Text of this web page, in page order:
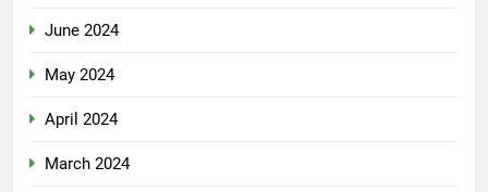
June 2024
May 2024
April 2024
March 2024